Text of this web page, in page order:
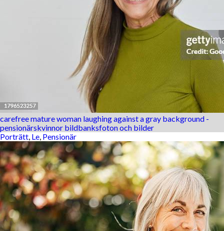
carefree mature woman laughing against a gray background -
pensionärskvinnor bildbanksfoton och bilder
Porträtt, Le, Pensionär